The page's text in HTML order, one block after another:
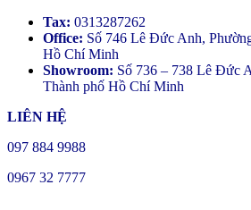
Tax: 0313287262
Office: Số 746 Lê Đức Anh,
Hồ Chí Minh
Showroom: Số 736 – 738 Lê Đức
Thành phố Hồ Chí Minh
LIÊN HỆ
097 884 9988
0967 32 7777